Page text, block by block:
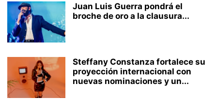
Juan Luis Guerra pondrá el
broche de oro a la clausura...
Steffany Constanza fortalece su
proyección internacional con
nuevas nominaciones y un...